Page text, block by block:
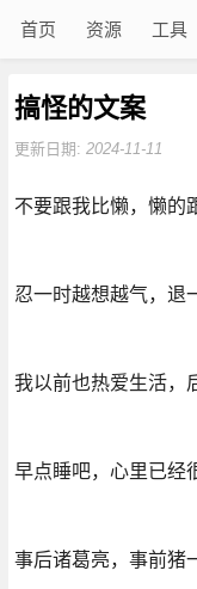
首页 资源 工具
搞怪的文案
更新日期: 2024-11-11
不要跟我比懒，懒的
忍一时越想越气，退
我以前也热爱生活，
早点睡吧，心里已经
事后诸葛亮，事前猪